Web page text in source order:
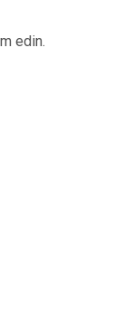
edin.